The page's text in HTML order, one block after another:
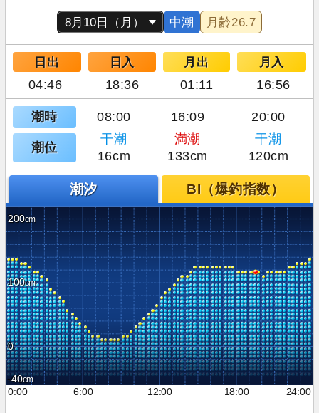
中潮 月齢26.7
日出 日入 月出 月入
04:46 18:36 01:11 16:56
潮時 08:00 16:09 20:00
潮位
干潮 満潮
干潮
16cm
133cm 120cm
潮汐 BI（爆釣指数）
200
100
0
-40
0:00
6:00 12:00 18:00 24:00